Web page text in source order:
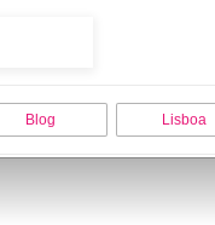
Blog Lisboa